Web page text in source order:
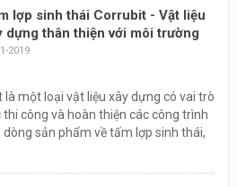
lợp sinh thái Corrubit - Vật liệu
dựng thân thiện với môi trường
2019
một loại vật liệu xây dựng có vai trò
công và hoàn thiện các công trình
sản phẩm về tấm lợp sinh thái,